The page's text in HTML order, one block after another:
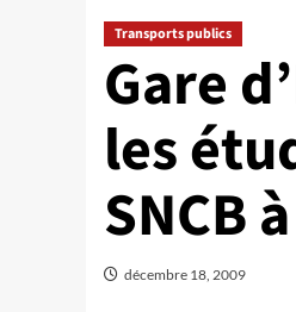
Transports publics
Gare
les
SNCB
décembre 18, 2009